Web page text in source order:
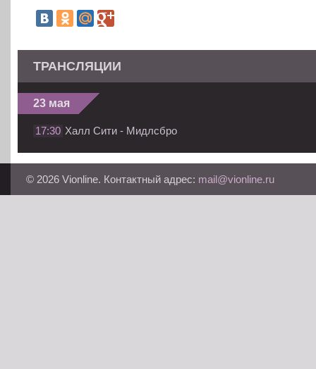
ТРАНСЛЯЦИИ
23 мая
17:30 Халл Сити - Мидлсбро
© 2026 Vionline. Контактный адрес: mail@vionline.ru